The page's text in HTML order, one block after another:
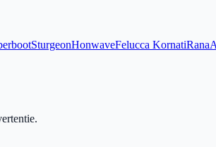
SturgeonHonwaveFelucca KornatiRana